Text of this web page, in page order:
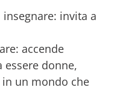
invita a
accende
donne,
un mondo che